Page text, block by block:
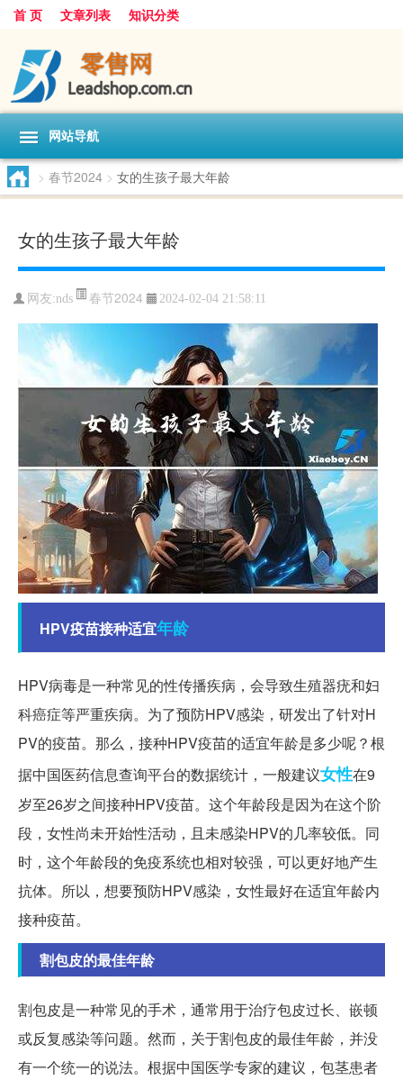
首 页 文章列表 知识分类
网站导航
> 春节2024 > 女的生孩子最大年龄
女的生孩子最大年龄
网友:nds 春节2024 2024-02-04 21:58:11
HPV疫苗接种适宜年龄
HPV病毒是一种常见的性传播疾病，会导致生殖器疣和妇
科癌症等严重疾病。为了预防HPV感染，研发出了针对H
PV的疫苗。那么，接种HPV疫苗的适宜年龄是多少呢？根
据中国医药信息查询平台的数据统计，一般建议女性在9
岁至26岁之间接种HPV疫苗。这个年龄段是因为在这个阶
段，女性尚未开始性活动，且未感染HPV的几率较低。同
时，这个年龄段的免疫系统也相对较强，可以更好地产生
抗体。所以，想要预防HPV感染，女性最好在适宜年龄内
接种疫苗。
割包皮的最佳年龄
割包皮是一种常见的手术，通常用于治疗包皮过长、嵌顿
或反复感染等问题。然而，关于割包皮的最佳年龄，并没
有一个统一的说法。根据中国医学专家的建议，包茎患者